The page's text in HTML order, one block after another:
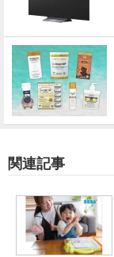
関連記事